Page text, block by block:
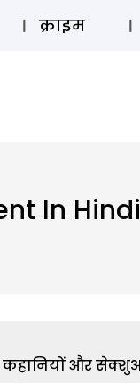
ऑडियो
क्राइम
In Hindi
कहानियों और